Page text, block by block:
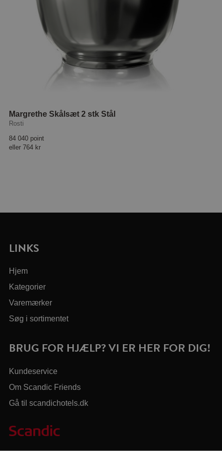
Margrethe Skålsæt 2 stk Stål
Rosti
84 040 point
eller 764 kr
LINKS
Hjem
Kategorier
Varemærker
Søg i sortimentet
BRUG FOR HJÆLP? VI ER HER FOR DIG!
Kundeservice
Om Scandic Friends
Gå til scandichotels.dk